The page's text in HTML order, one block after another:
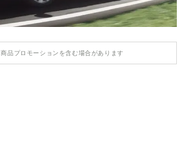
品プロモーションを含む場合があります